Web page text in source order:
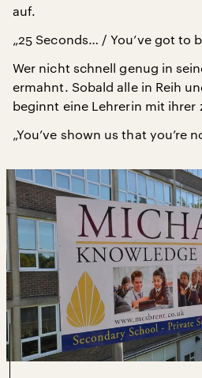
auf.
„25 Seconds… / You’ve got to
Wer nicht schnell genug in
ermahnt. Sobald alle in Reih
beginnt eine Lehrerin mit ihrer
„You’ve shown us that you’re